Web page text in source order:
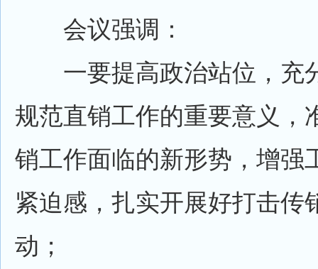
会议强调：
一要提高政治站位，充
规范直销工作的重要意义，
销工作面临的新形势，增强
紧迫感，扎实开展好打击传
动；